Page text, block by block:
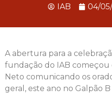
IAB 04/
A abertura para a
fundação do IAB começou
Neto comunicando os
geral, este ano no Galpão